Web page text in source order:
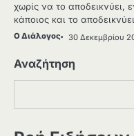
χωρίς να το αποδεικνύει,
κάποιος και το
Ο Διάλογος 30 Δεκεμβρίου
Αναζήτηση